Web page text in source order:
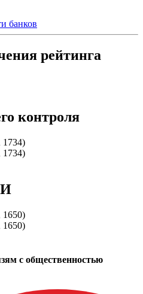
банков
рейтинга
контроля
1734)
1734)
1650)
1650)
с общественностью